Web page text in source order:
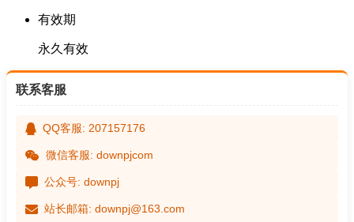
有效期
永久有效
联系客服
QQ客服: 207157176
微信客服: downpjcom
公众号: downpj
站长邮箱: downpj@163.com